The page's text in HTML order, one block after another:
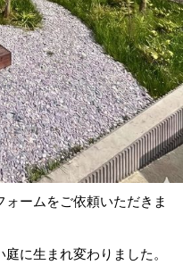
ームをご依頼いただきま
に生まれ変わりました。